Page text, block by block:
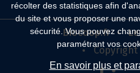
récolter des statistiques afin
du site et vous proposer une
sécurité. Vous pouvez
paramétrant vos
En savoir plus et
Biocoop.fr
Copyright